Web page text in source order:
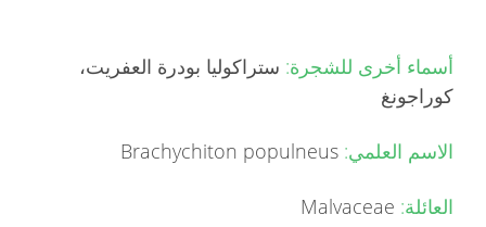
أسماء أخرى للشجرة: ستراكوليا بودرة العفريت،
كوراجونغ
الاسم العلمي:
العائلة: